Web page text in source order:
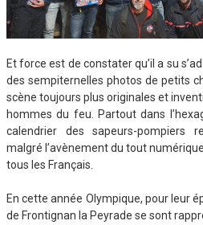
Et force est de constater qu’il a su
des sempiternelles photos de petits
scène toujours plus originales et
hommes du feu. Partout dans
calendrier des sapeurs-pompiers
malgré l’avènement du tout
tous les Français.
En cette année Olympique, pour leur
de Frontignan la Peyrade se sont